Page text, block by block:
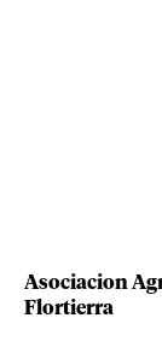
Asociacion
Flortierra